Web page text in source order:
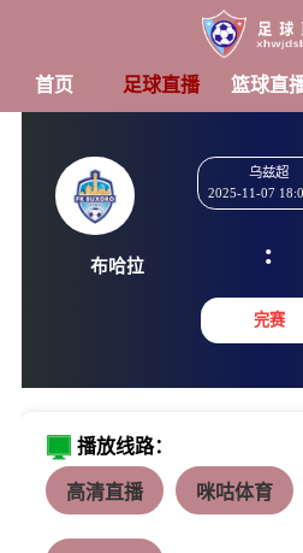
首页 足球直播 篮球直
播放线路：
高清直播 咪咕体育